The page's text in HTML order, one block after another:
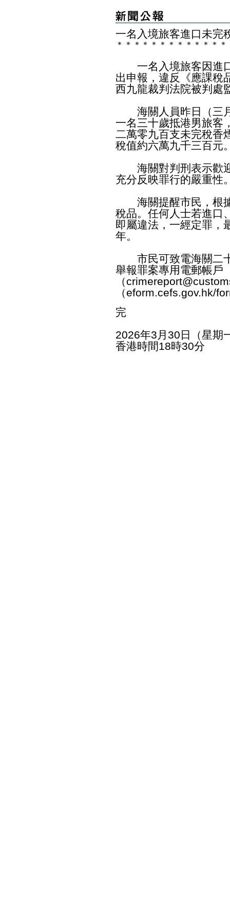
一名入境旅客進口未完
＊ ＊ ＊ ＊ ＊ ＊ ＊ ＊ ＊ ＊ ＊ ＊ ＊
一名入境旅客因進口
出申報，違反《應課稅
西九龍裁判法院被判處
海關人員昨日（三月
一名三十歲抵港男旅客
二萬零九百支未完稅香
稅值約六萬九千三百元
海關對判刑表示歡迎
充分反映罪行的嚴重性
海關提醒市民，根據
稅品。任何人士若進口
即屬違法，一經定罪，
年。
市民可致電海關二十
舉報罪案專用電郵帳戶
（
（eform.cefs.gov.hk/
完
2026年3月30日（星期
香港時間18時30分